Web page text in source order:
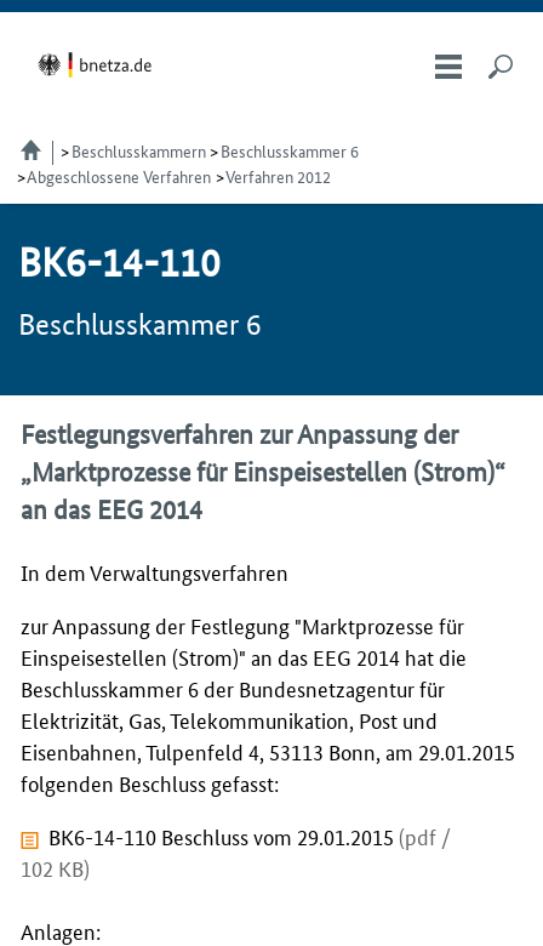
Beschlusskammern
Beschlusskammer 6
Abgeschlossene Verfahren Verfahren 2012
BK6-14-110
Beschlusskammer 6
Festlegungsverfahren zur Anpassung der
„Marktprozesse für Einspeisestellen (Strom)“
an das EEG 2014
In dem Verwaltungsverfahren
zur Anpassung der Festlegung "Marktprozesse für
Einspeisestellen (Strom)" an das EEG 2014 hat die
Beschlusskammer 6 der Bundesnetzagentur für
Elektrizität, Gas, Telekommunikation, Post und
Eisenbahnen, Tulpenfeld 4, 53113 Bonn, am 29.01.2015
folgenden Beschluss gefasst:
BK6-14-110 Beschluss vom 29.01.2015 (pdf /
102 KB)
Anlagen: